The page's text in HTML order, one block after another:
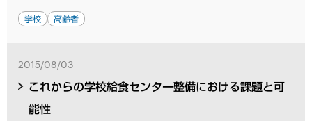
学校 高齢者
2015/08/03
これからの学校給食センター整備における課題と可
能性